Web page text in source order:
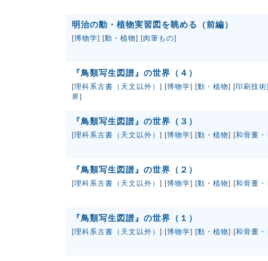
明治の動・植物実習図を眺める（前編）
[博物学] [動・植物] [肉筆もの]
『鳥類写生図譜』の世界（４）
[理科系古書（天文以外） ] [博物学] [動・植物] [印刷技術
界]
『鳥類写生図譜』の世界（３）
[理科系古書（天文以外） ] [博物学] [動・植物] [和骨董
『鳥類写生図譜』の世界（２）
[理科系古書（天文以外） ] [博物学] [動・植物] [和骨董
『鳥類写生図譜』の世界（１）
[理科系古書（天文以外） ] [博物学] [動・植物] [和骨董